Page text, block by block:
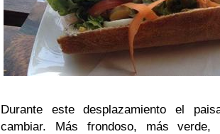
Durante este desplazamiento el
cambiar. Más frondoso, más verde,